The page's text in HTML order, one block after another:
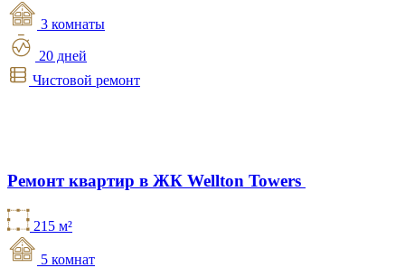
3 комнаты
20 дней
Чистовой ремонт
Ремонт квартир в ЖК Wellton Towers
215 м²
5 комнат